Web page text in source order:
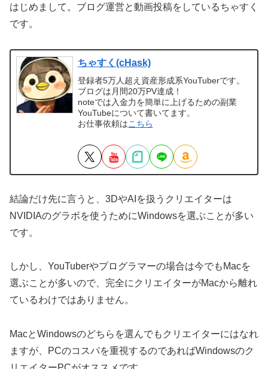
はじめまして。ブログ運営と動画投稿をしているちゃすく
です。
ちゃすく(cHask)
登録者5万人超え資産形成系YouTuberです。
ブログは月間20万PV達成！
noteでは入金力を簡単に上げるための副業
YouTubeについて書いてます。
お仕事依頼はこちら
結論だけ先に言うと、3DやAIを扱うクリエイターは
NVIDIAのグラボを使うためにWindowsを選ぶことが多い
です。
しかし、YouTuberやプログラマーの場合は今でもMacを
選ぶことが多いので、完全にクリエイターがMacから離れ
ているわけではありません。
MacとWindowsのどちらを選んでもクリエイターにはなれ
ますが、PCのコスパを重視するのであればWindowsのク